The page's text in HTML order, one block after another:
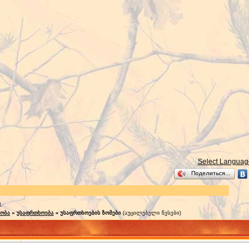
Select
Поделиться…
» უსაფრთხოება » უსაფრთხოების ზომები (აუცილებელი წესები)